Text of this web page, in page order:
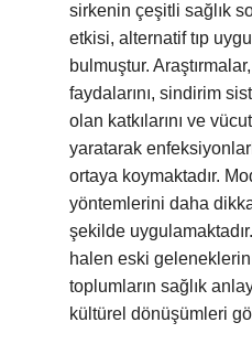
sirkenin çeşitli sağlık
etkisi, alternatif tıp
bulmuştur.
faydalarını, sindirim
olan katkılarını ve
yaratarak
ortaya koymaktadır.
yöntemlerini daha
şekilde
halen eski
toplumların sağlık
kültürel dönüşümleri